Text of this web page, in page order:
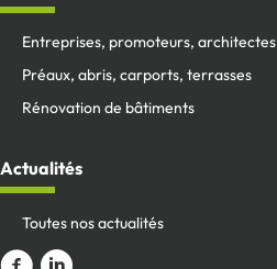
Entreprises, promoteurs, architectes
Préaux, abris, carports, terrasses
Rénovation de bâtiments
Actualités
Toutes nos actualités
Aller sur la page Facebook
ALler sur le compte Linkedin